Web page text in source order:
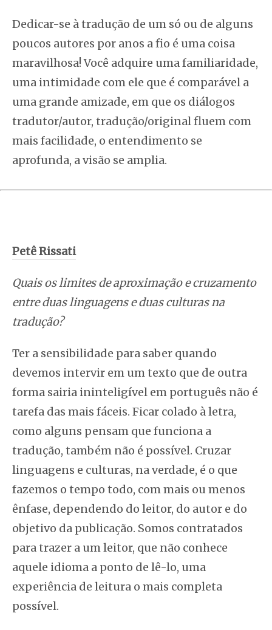
Dedicar-se à tradução de um só ou de alguns
poucos autores por anos a fio é uma coisa
maravilhosa! Você adquire uma familiaridade,
uma intimidade com ele que é comparável a
uma grande amizade, em que os diálogos
tradutor/autor, tradução/original fluem com
mais facilidade, o entendimento se
aprofunda, a visão se amplia.
Petê Rissati
Quais os limites de aproximação e cruzamento
entre duas linguagens e duas culturas na
tradução?
Ter a sensibilidade para saber quando
devemos intervir em um texto que de outra
forma sairia ininteligível em português não é
tarefa das mais fáceis. Ficar colado à letra,
como alguns pensam que funciona a
tradução, também não é possível. Cruzar
linguagens e culturas, na verdade, é o que
fazemos o tempo todo, com mais ou menos
ênfase, dependendo do leitor, do autor e do
objetivo da publicação. Somos contratados
para trazer a um leitor, que não conhece
aquele idioma a ponto de lê-lo, uma
experiência de leitura o mais completa
possível.